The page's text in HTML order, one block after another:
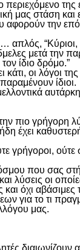
της
μας στάση
αφορούν την
απλός, “Κύριοι,
μετά την
ίδιο δρόμο.”
κάτι, οι λόγοι
ίδιοι.
πιο γρήγορη
έχει
γρήγοροι, ούτε
που σας
λύσεις οι
όχι αβάσιμες
για το τι
μας.
διαιωνίζουν